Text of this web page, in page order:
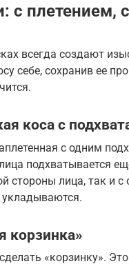
с плетением,
всегда создают
себе, сохранив ее
коса с
с одним
подхватывается
стороны лица, так и с
корзинка»
«корзинку».